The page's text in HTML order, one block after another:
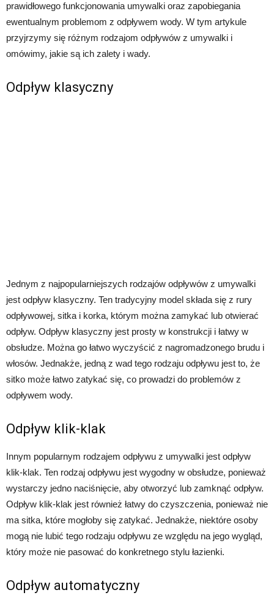
prawidłowego funkcjonowania umywalki oraz zapobiegania
ewentualnym problemom z odpływem wody. W tym artykule
przyjrzymy się różnym rodzajom odpływów z umywalki i
omówimy, jakie są ich zalety i wady.
Odpływ klasyczny
Jednym z najpopularniejszych rodzajów odpływów z umywalki
jest odpływ klasyczny. Ten tradycyjny model składa się z rury
odpływowej, sitka i korka, którym można zamykać lub otwierać
odpływ. Odpływ klasyczny jest prosty w konstrukcji i łatwy w
obsłudze. Można go łatwo wyczyścić z nagromadzonego brudu i
włosów. Jednakże, jedną z wad tego rodzaju odpływu jest to, że
sitko może łatwo zatykać się, co prowadzi do problemów z
odpływem wody.
Odpływ klik-klak
Innym popularnym rodzajem odpływu z umywalki jest odpływ
klik-klak. Ten rodzaj odpływu jest wygodny w obsłudze, ponieważ
wystarczy jedno naciśnięcie, aby otworzyć lub zamknąć odpływ.
Odpływ klik-klak jest również łatwy do czyszczenia, ponieważ nie
ma sitka, które mogłoby się zatykać. Jednakże, niektóre osoby
mogą nie lubić tego rodzaju odpływu ze względu na jego wygląd,
który może nie pasować do konkretnego stylu łazienki.
Odpływ automatyczny